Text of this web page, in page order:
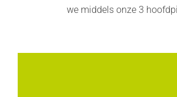
we middels onze 3